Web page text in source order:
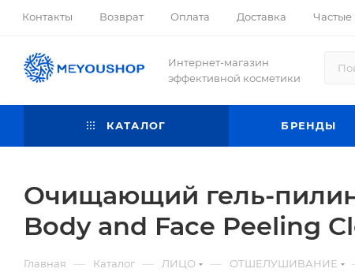
Контакты Возврат Оплата Доставка Частые
Интернет-магазин
эффективной косметики
КАТАЛОГ БРЕНДЫ
Очищающий гель-
Body and Face Peeling
Главная — Каталог — ЛИЦО — ОТШЕЛУШИВАНИЕ